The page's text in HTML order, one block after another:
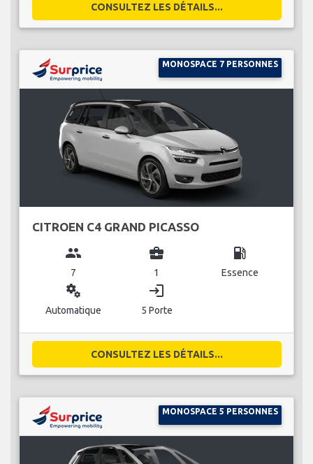
CONSULTEZ LES DÉTAILS...
MONOSPACE 7 PERSONNES
CITROEN C4 GRAND PICASSO
group
7
business_center
1
local_gas_station
Essence
miscellaneous_services
Automatique
login
5 Porte
CONSULTEZ LES DÉTAILS...
MONOSPACE 5 PERSONNES